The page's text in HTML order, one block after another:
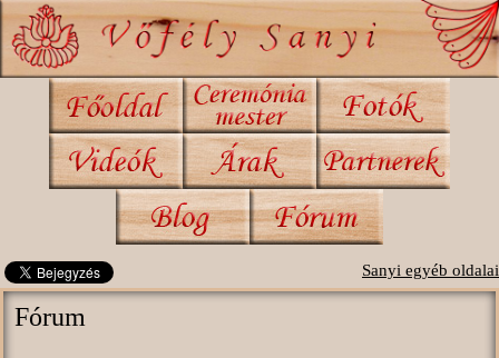
Sanyi egyéb oldalai
Fórum